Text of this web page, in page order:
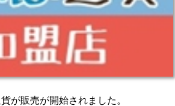
が販売が開始されました。